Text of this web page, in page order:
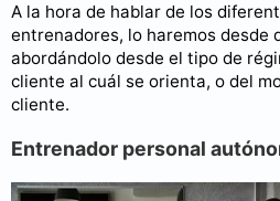
A la hora de hablar de los
entrenadores, lo haremos desde
abordándolo desde el tipo de
cliente al cuál se orienta, o del
cliente.
Entrenador personal